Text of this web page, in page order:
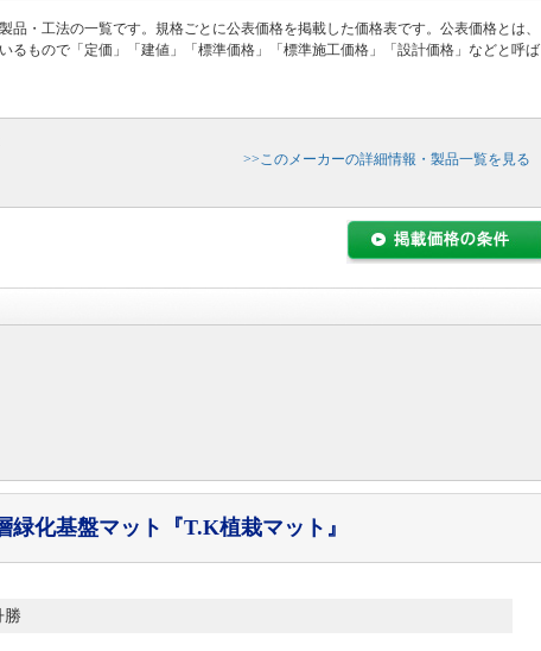
・工法の一覧です。規格ごとに公表価格を掲載した価格表です。公表価格とは、
るもので「定価」「建値」「標準価格」「標準施工価格」「設計価格」などと呼ば
>>このメーカーの詳細情報・製品一覧を見る
緑化基盤マット 『T.K植栽マット』
勝